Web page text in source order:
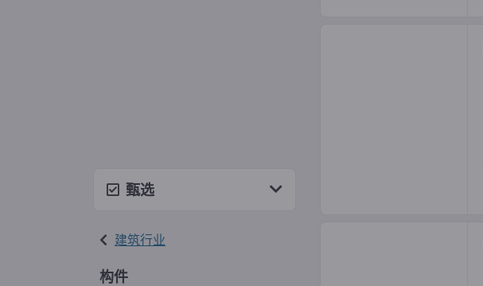
甄选
建筑行业
构件